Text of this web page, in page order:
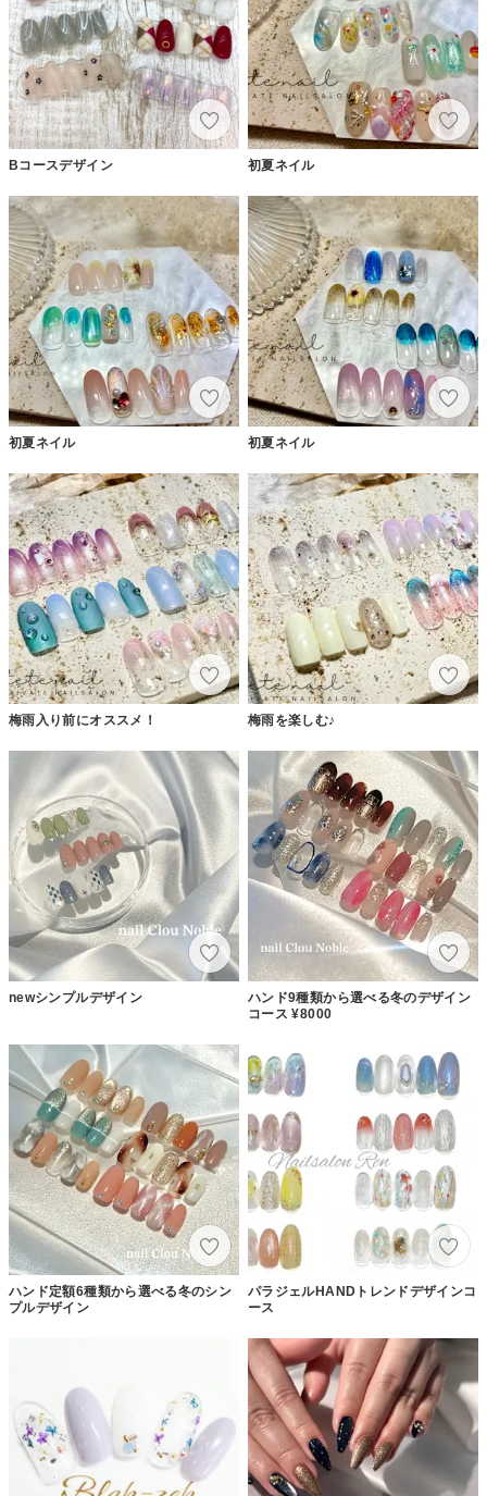
Bコースデザイン 初夏ネイル
初夏ネイル 初夏ネイル
梅雨入り前にオススメ！ 梅雨を楽しむ♪
newシンプルデザイン
ハンド9種類から選べる冬のデザイン
コース ¥8000
ハンド定額6種類から選べる冬のシン
プルデザイン
パラジェルHANDトレンドデザインコ
ース